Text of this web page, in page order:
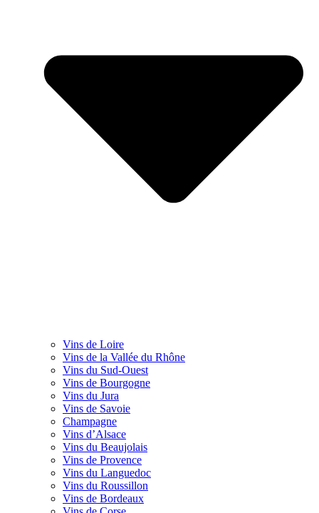
Vins de Loire
Vins de la Vallée du Rhône
Vins du Sud-Ouest
Vins de Bourgogne
Vins du Jura
Vins de Savoie
Champagne
Vins d’Alsace
Vins du Beaujolais
Vins de Provence
Vins du Languedoc
Vins du Roussillon
Vins de Bordeaux